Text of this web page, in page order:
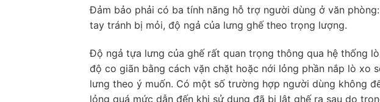
Đảm bảo phải có ba tính năng hỗ trợ người dùng ở văn
tay tránh bị mỏi, độ ngả của lưng ghế theo trọng lượng.
Độ ngả tựa lưng của ghế rất quan trọng thông qua hệ thống
độ co giãn bằng cách vặn chặt hoặc nới lỏng phần nắp lò xo
lưng theo ý muốn. Có một số trường hợp người dùng không
lỏng quá mức dẫn đến khi sử dụng đã bị lật ghế ra sau do